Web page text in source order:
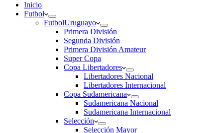
Inicio
Futbol
FutbolUruguayo
Primera División
Segunda División
Primera División Amateur
Super Copa
Copa Libertadores
Libertadores Nacional
Libertadores Internacional
Copa Sudamericana
Sudamericana Nacional
Sudamericana Internacional
Selección
Selección Mayor